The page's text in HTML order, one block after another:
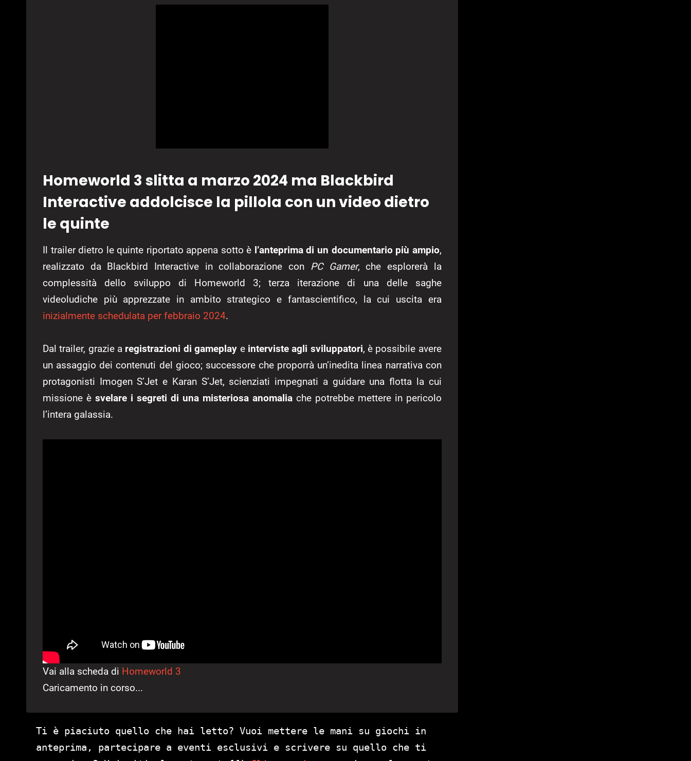
Homeworld 3 slitta a marzo 2024 ma Blackbird
Interactive addolcisce la pillola con un video dietro
le quinte
Il trailer dietro le quinte riportato appena sotto è l’anteprima di un documentario più ampio,
realizzato da Blackbird Interactive in collaborazione con PC Gamer, che esplorerà la
complessità dello sviluppo di Homeworld 3; terza iterazione di una delle saghe
videoludiche più apprezzate in ambito strategico e fantascientifico, la cui uscita era
inizialmente schedulata per febbraio 2024.
Dal trailer, grazie a registrazioni di gameplay e interviste agli sviluppatori, è possibile avere
un assaggio dei contenuti del gioco; successore che proporrà un’inedita linea narrativa con
protagonisti Imogen S’Jet e Karan S’Jet, scienziati impegnati a guidare una flotta la cui
missione è svelare i segreti di una misteriosa anomaliache potrebbe mettere in pericolo
l’intera galassia.
Vai alla scheda di Homeworld 3
Caricamento in corso...
Ti è piaciuto quello che hai letto? Vuoi mettere le mani su giochi in
anteprima, partecipare a eventi esclusivi e scrivere su quello che ti